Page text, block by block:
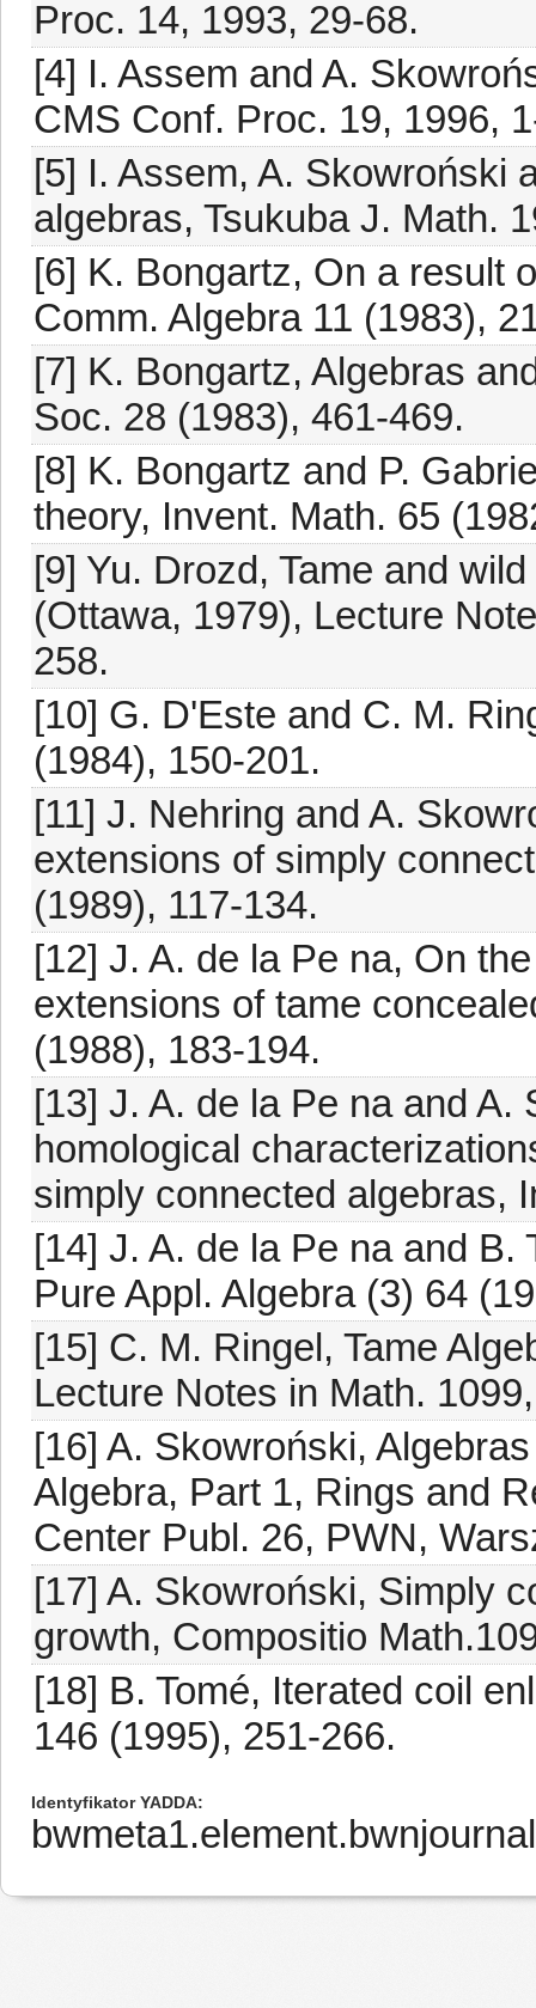
Proc. 14, 1993, 29-68.
[4] I. Assem and A.
CMS Conf. Proc. 19, 1996,
[5] I. Assem, A. Skowroński
algebras, Tsukuba J. Math.
[6] K. Bongartz, On a result
Comm. Algebra 11 (1983),
[7] K. Bongartz, Algebras
Soc. 28 (1983), 461-469.
[8] K. Bongartz and P.
theory, Invent. Math. 65
[9] Yu. Drozd, Tame and
(Ottawa, 1979), Lecture
258.
[10] G. D'Este and C. M.
(1984), 150-201.
[11] J. Nehring and A.
extensions of simply
(1989), 117-134.
[12] J. A. de la Pe na, On
extensions of tame
(1988), 183-194.
[13] J. A. de la Pe na and
homological
simply connected algebras,
[14] J. A. de la Pe na and B.
Pure Appl. Algebra (3) 64
[15] C. M. Ringel, Tame
Lecture Notes in Math.
[16] A. Skowroński,
Algebra, Part 1, Rings and
Center Publ. 26, PWN,
[17] A. Skowroński, Simply
growth, Compositio
[18] B. Tomé, Iterated coil
146 (1995), 251-266.
Identyfikator YADDA